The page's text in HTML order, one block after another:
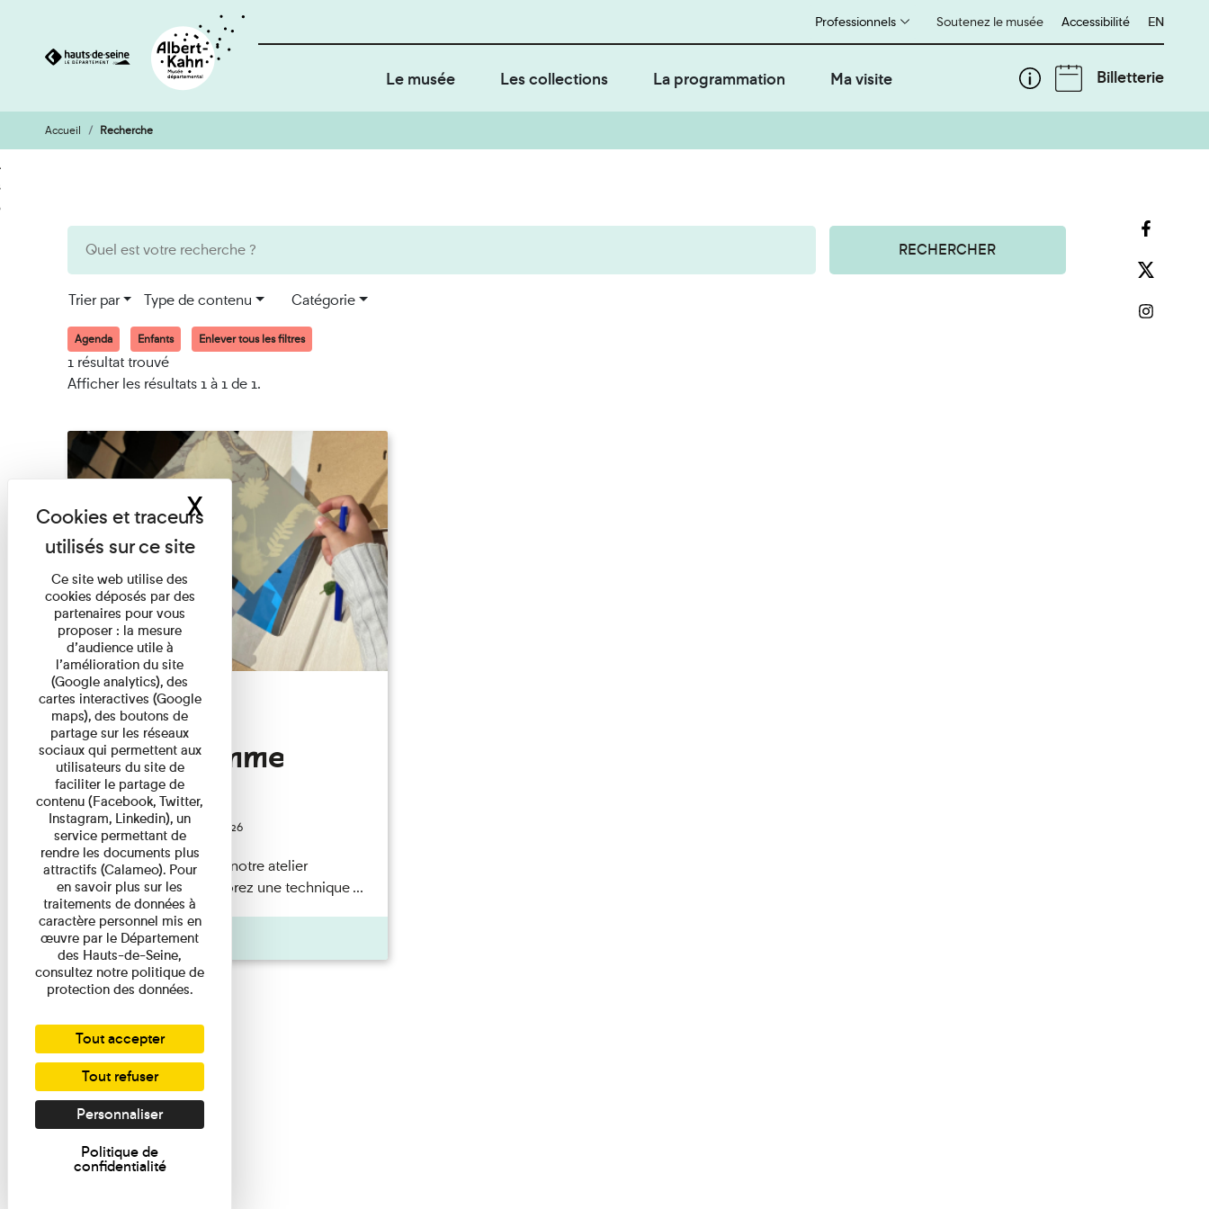
Aller
au
contenu
Aller
à
la
Soutenez le musée
Professionnels Accessibilité English
EN
Le musée Les collections La programmation Ma visite Billetterie
Accueil Recherche
RECHERCHER
Trier par Type de contenu Catégorie
Agenda Enfants Enlever tous les filtres
1 résultat trouvé
Afficher les résultats 1 à 1 de 1.
Atelier
Photogramme
Familles
Du 23/08/2026 au 23/08/2026
Participez en famille à notre atelier
Photogramme et explorez une technique ...
Agenda
Ce site web utilise des
cookies déposés par des
partenaires pour vous
proposer : la mesure
d’audience utile à
l’amélioration du site
(Google analytics), des
cartes interactives (Google
maps), des boutons de
partage sur les réseaux
sociaux qui permettent aux
utilisateurs du site de
faciliter le partage de
contenu (Facebook, Twitter,
Instagram, Linkedin), un
service permettant de
rendre les documents plus
attractifs (Calameo). Pour
en savoir plus sur les
traitements de données à
caractère personnel mis en
œuvre par le Département
des Hauts-de-Seine,
consultez notre politique de
protection des données.
Tout accepter
Tout refuser
Personnaliser
Politique de
confidentialité
XMasquer le bandeau des cookies